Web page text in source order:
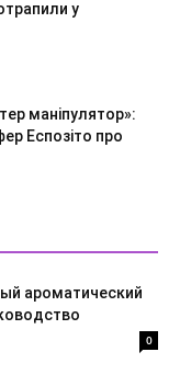
у
маніпулятор»:
Еспозіто про
ароматический
0